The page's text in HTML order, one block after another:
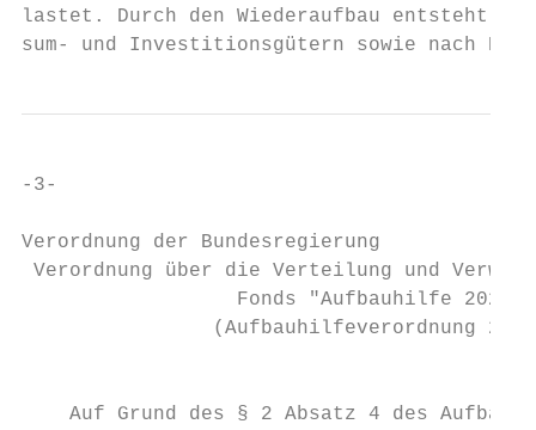
lastet. Durch den Wiederaufbau entsteht
sum- und Investitionsgütern sowie nach
-3-
Verordnung der Bundesregierung
Verordnung über die Verteilung und
                  Fonds "Aufbauhilfe 2021"
(Aufbauhilfeverordnung
Auf Grund des § 2 Absatz 4 des